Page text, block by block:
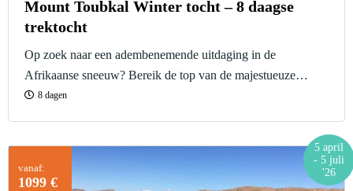
Mount Toubkal Winter tocht – 8 daagse
trektocht
Op zoek naar een adembenemende uitdaging in de
Afrikaanse sneeuw? Bereik de top van de majestueuze
Mount Toubkal met onze Mount Toubkal Winter Tocht.
8 dagen
vanaf:
1099 €
5 april
- 5 juli
'26